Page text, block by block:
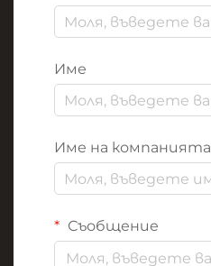
Име
Име на компанията
Съобщение